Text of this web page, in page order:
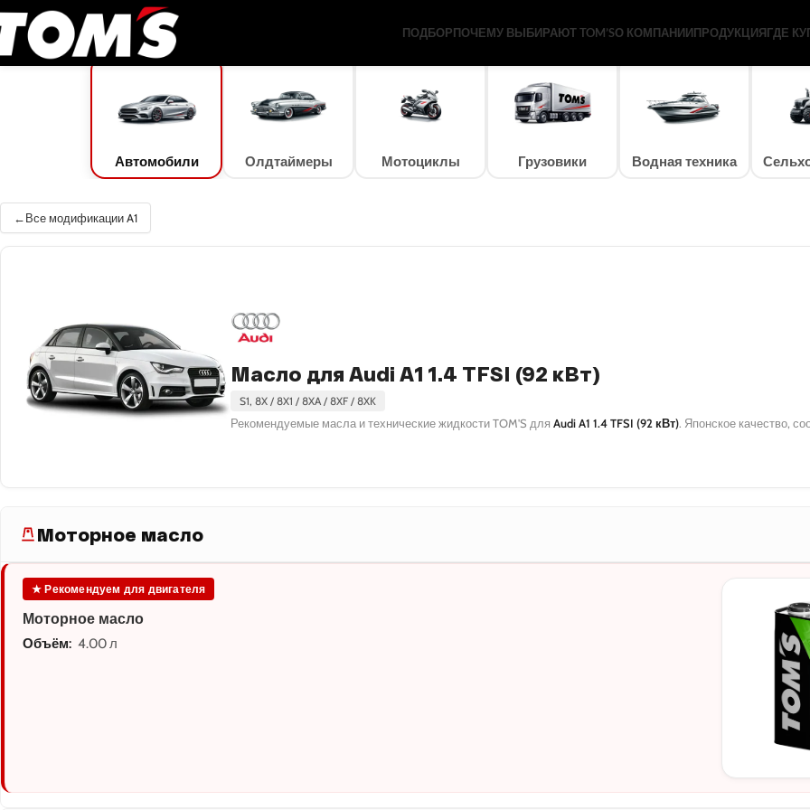
ПОДБОРПОЧЕМУ ВЫБИРАЮТ TOM’SО КОМПАНИИПРОДУКЦИЯ
5W-30 C3
5W-30 DL-1
0W-20 PAO
0W-20
0W-30 DL-1
ГДЕ
TOM'S Oil /Подбор масла /Автомобили
Автомобили Олдтаймеры Мотоциклы Грузовики Водная техника
Все модификации A1
Масло для Audi A1 1.4 TFSI (92 кВт)
S1, 8X / 8X1 / 8XA / 8XF / 8XK
Рекомендуемые масла и технические жидкости TOM'S для Audi A1 1.4 TFSI (92 кВт). Японское качество,
Моторное масло
★ Рекомендуем для двигателя
Моторное масло
Объём: 4.00 л